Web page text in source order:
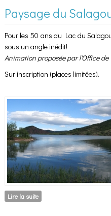
Paysage du
Pour les 50 ans du Lac du
sous un angle inédit!
Animation proposée par l'Office
Sur inscription (places limitées).
Lire la suitede Paysage du Salagou